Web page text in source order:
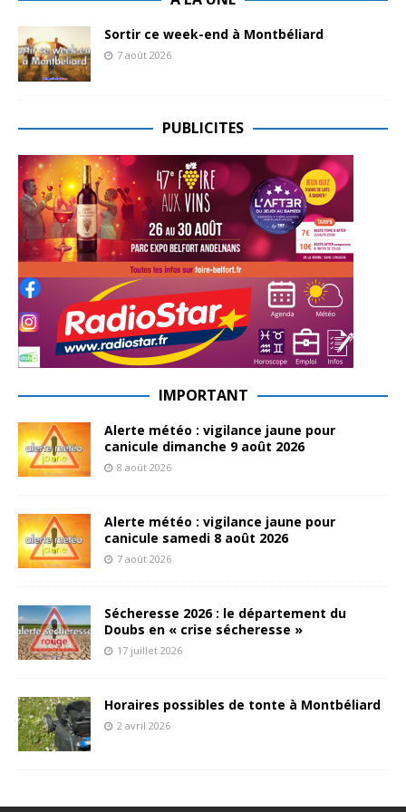
Sortir ce week-end à Montbéliard
7 août 2026
PUBLICITES
IMPORTANT
Alerte météo : vigilance jaune pour
canicule dimanche 9 août 2026
8 août 2026
Alerte météo : vigilance jaune pour
canicule samedi 8 août 2026
7 août 2026
Sécheresse 2026 : le département du
Doubs en « crise sécheresse »
17 juillet 2026
Horaires possibles de tonte à Montbéliard
2 avril 2026